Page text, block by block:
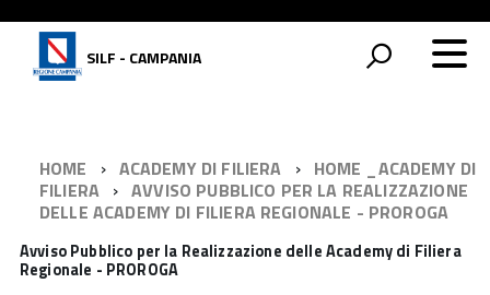
SILF - CAMPANIA
HOME ACADEMY DI FILIERA
HOME _ACADEMY DI
FILIERA
AVVISO PUBBLICO PER LA REALIZZAZIONE
DELLE ACADEMY DI FILIERA REGIONALE - PROROGA
Avviso Pubblico per la Realizzazione delle Academy di Filiera
Regionale - PROROGA